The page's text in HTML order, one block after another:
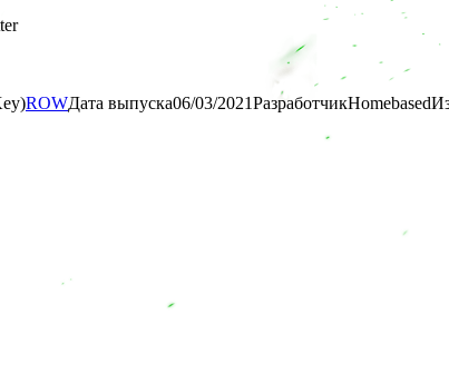
ROWДата выпуска06/03/2021РазработчикHomebased